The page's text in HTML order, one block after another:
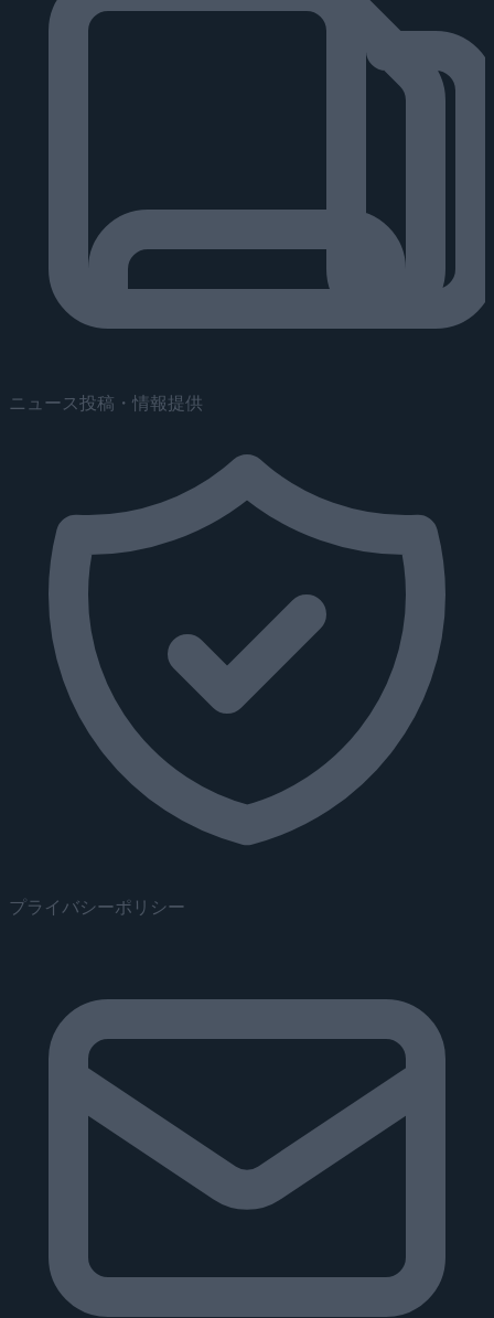
ニュース投稿・情報提供
プライバシーポリシー